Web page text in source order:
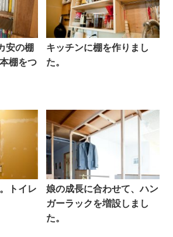
安の棚
棚をつ
キッチンに棚を作りまし
た。
トイレ
娘の成長に合わせて、ハン
ガーラックを増設しまし
た。